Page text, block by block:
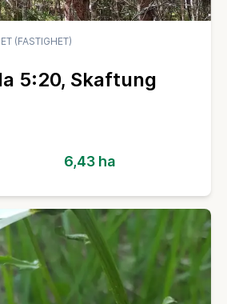
(FASTIGHET)
5:20, Skaftung
6,43 ha